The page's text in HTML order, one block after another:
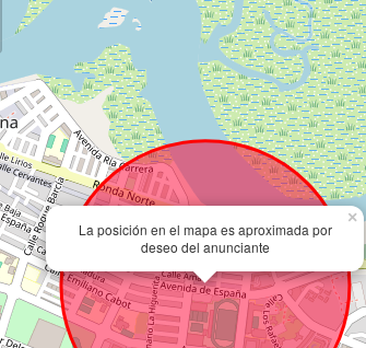
La posición en el mapa es aproximada por
deseo del anunciante
×